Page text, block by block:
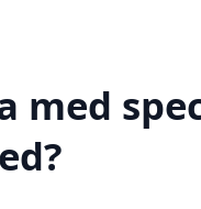
med